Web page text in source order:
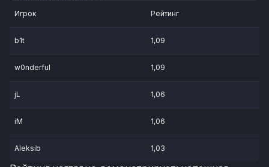
Игрок Рейтинг
b1t 1,09
w0nderful 1,09
jL 1,06
iM 1,06
Aleksib 1,03